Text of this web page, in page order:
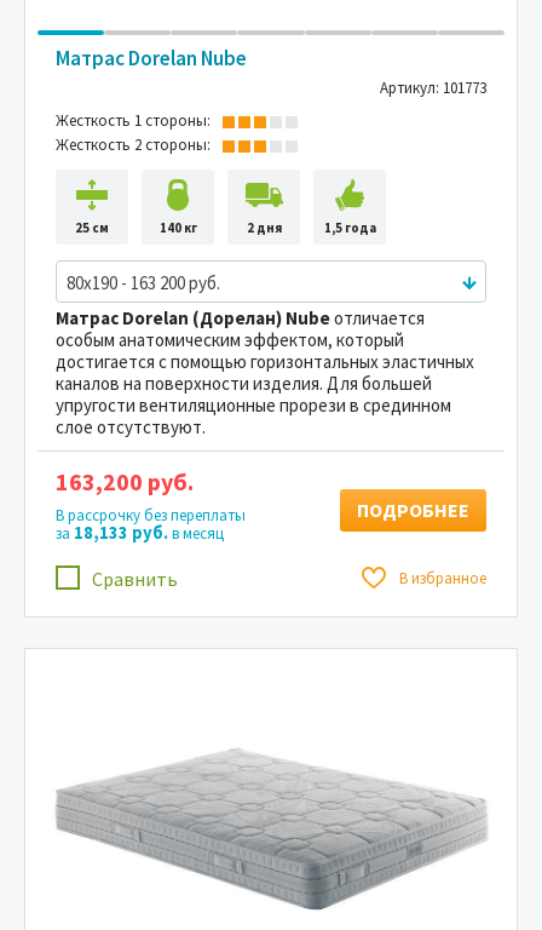
Матрас Dorelan Nube
Артикул: 101773
Жесткость 1 стороны:
Жесткость 2 стороны:
25 см 140 кг 2 дня 1,5 года
80x190 - 163 200 руб.
Матрас Dorelan (Дорелан) Nubeотличается
особым анатомическим эффектом, который
достигается с помощью горизонтальных эластичных
каналов на поверхности изделия. Для большей
упругости вентиляционные прорези в срединном
слое отсутствуют.
Сравнить В избранное
163,200 руб.
В рассрочку без переплаты
за 18,133 руб.в месяц
ПОДРОБНЕЕ